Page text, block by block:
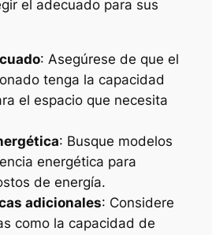
el adecuado para sus
: Asegúrese de que el
tenga la capacidad
el espacio que necesita
: Busque modelos
energética para
de energía.
adicionales: Considere
como la capacidad de